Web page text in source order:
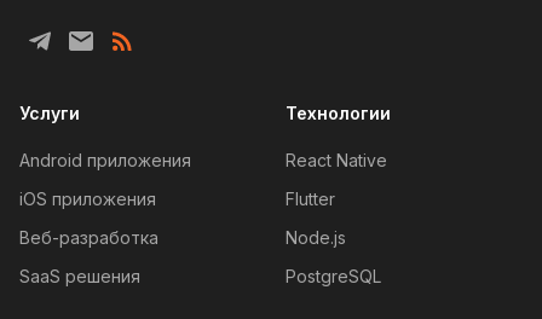
Услуги
Android приложения
iOS приложения
Веб-разработка
SaaS решения
Технологии
React Native
Flutter
Node.js
PostgreSQL